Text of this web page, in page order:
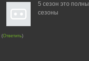
5 сезон это
сезоны
(Ответить)